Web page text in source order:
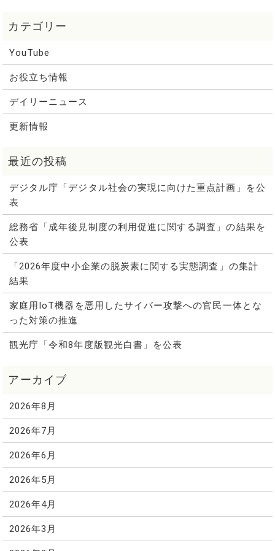
YouTube
お役立ち情報
デイリーニュース
更新情報
デジタル庁「デジタル社会の実現に向けた重点計画」を公
表
総務省「成年後見制度の利用促進に関する調査」の結果を
公表
「2026年度中小企業の脱炭素に関する実態調査」の集計
結果
家庭用IoT機器を悪用したサイバー攻撃への官民一体とな
った対策の推進
観光庁「令和8年度版観光白書」を公表
2026年8月
2026年7月
2026年6月
2026年5月
2026年4月
2026年3月